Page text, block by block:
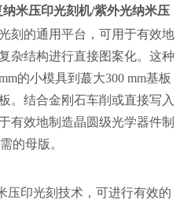
纳米压印光刻机/紫外光纳米压
刻的通用平台，可用于有效地
杂结构进行直接图案化。这种
的小模具到蕞大300 mm基板
。结合金刚石车削或直接写入
有效地制造晶圆级光学器件制
的母版。
压印光刻技术，可进行有效的